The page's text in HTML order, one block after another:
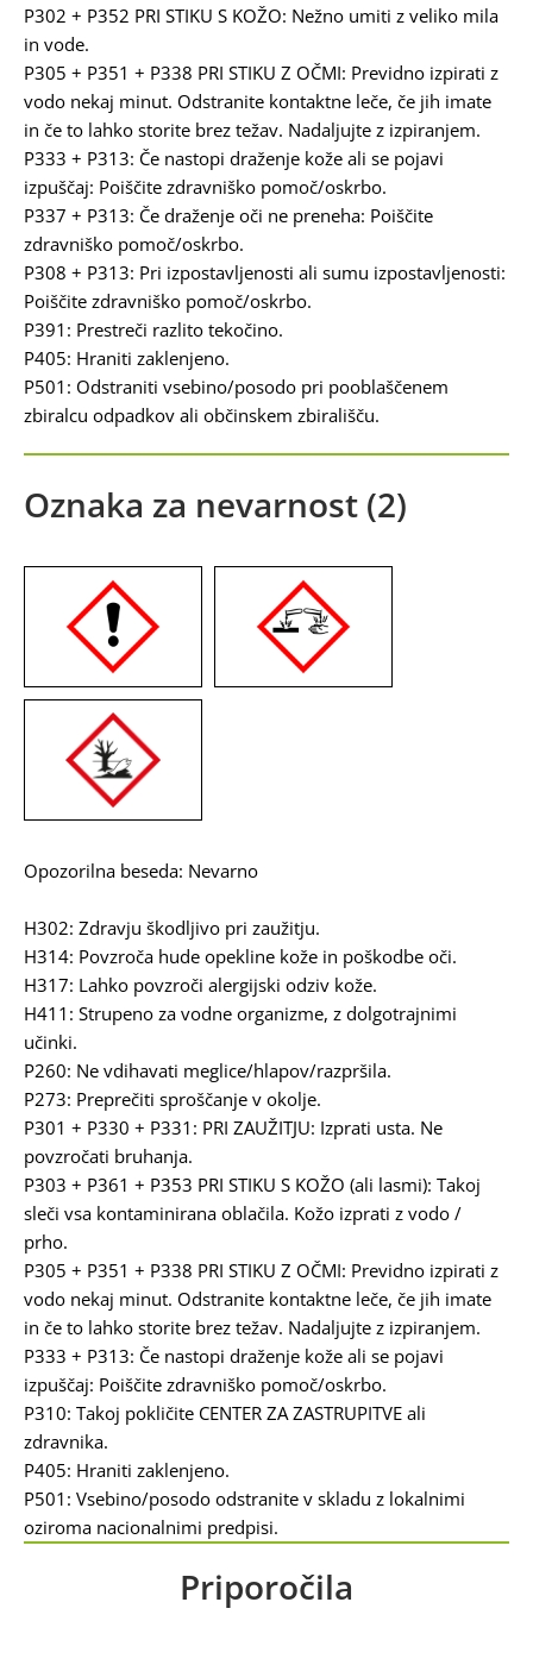
P302 + P352 PRI STIKU S KOŽO: Nežno umiti z veliko mila
in vode.
P305 + P351 + P338 PRI STIKU Z OČMI: Previdno izpirati z
vodo nekaj minut. Odstranite kontaktne leče, če jih imate
in če to lahko storite brez težav. Nadaljujte z izpiranjem.
P333 + P313: Če nastopi draženje kože ali se pojavi
izpuščaj: Poiščite zdravniško pomoč/oskrbo.
P337 + P313: Če draženje oči ne preneha: Poiščite
zdravniško pomoč/oskrbo.
P308 + P313: Pri izpostavljenosti ali sumu izpostavljenosti:
Poiščite zdravniško pomoč/oskrbo.
P391: Prestreči razlito tekočino.
P405: Hraniti zaklenjeno.
P501: Odstraniti vsebino/posodo pri pooblaščenem
zbiralcu odpadkov ali občinskem zbirališču.
Oznaka za nevarnost (2)
Opozorilna beseda: Nevarno
H302: Zdravju škodljivo pri zaužitju.
H314: Povzroča hude opekline kože in poškodbe oči.
H317: Lahko povzroči alergijski odziv kože.
H411: Strupeno za vodne organizme, z dolgotrajnimi
učinki.
P260: Ne vdihavati meglice/hlapov/razpršila.
P273: Preprečiti sproščanje v okolje.
P301 + P330 + P331: PRI ZAUŽITJU: Izprati usta. Ne
povzročati bruhanja.
P303 + P361 + P353 PRI STIKU S KOŽO (ali lasmi): Takoj
sleči vsa kontaminirana oblačila. Kožo izprati z vodo /
prho.
P305 + P351 + P338 PRI STIKU Z OČMI: Previdno izpirati z
vodo nekaj minut. Odstranite kontaktne leče, če jih imate
in če to lahko storite brez težav. Nadaljujte z izpiranjem.
P333 + P313: Če nastopi draženje kože ali se pojavi
izpuščaj: Poiščite zdravniško pomoč/oskrbo.
P310: Takoj pokličite CENTER ZA ZASTRUPITVE ali
zdravnika.
P405: Hraniti zaklenjeno.
P501: Vsebino/posodo odstranite v skladu z lokalnimi
oziroma nacionalnimi predpisi.
Priporočila